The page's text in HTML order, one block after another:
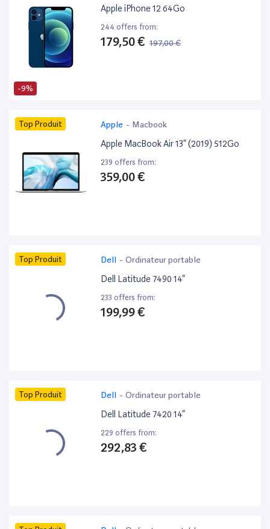
-9%
Apple iPhone 12 64Go
244 offers from:
179,50 € 197,00 €
Top Produit Apple - Macbook
Apple MacBook Air 13” (2019) 512Go
239 offers from:
359,00 €
Top Produit Dell - Ordinateur portable
Dell Latitude 7490 14”
233 offers from:
199,99 €
Top Produit Dell - Ordinateur portable
Dell Latitude 7420 14”
229 offers from:
292,83 €